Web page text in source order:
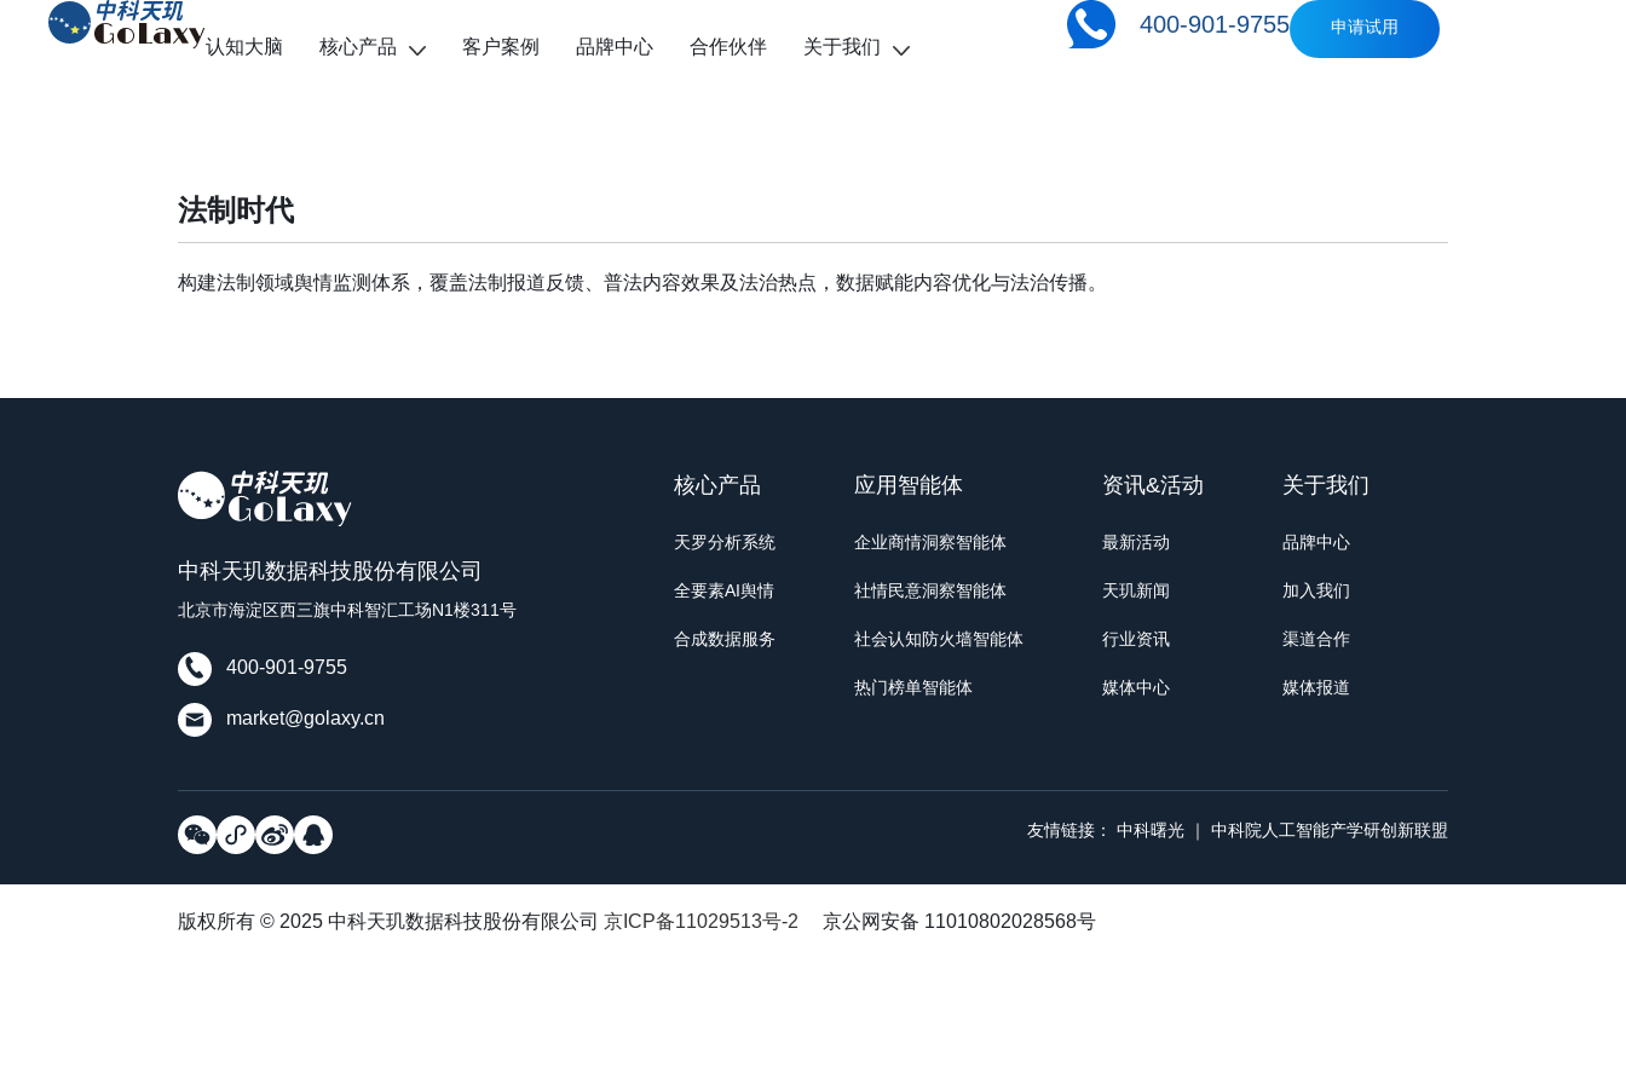
认知大脑 核心产品 客户案例 品牌中心 合作伙伴 关于我们
400-901-9755 申请试用
法制时代
构建法制领域舆情监测体系，覆盖法制报道反馈、普法内容效果及法治热点，数据赋能内容优化与法治传播。
中科天玑数据科技股份有限公司
北京市海淀区西三旗中科智汇工场N1楼311号
400-901-9755
market@golaxy.cn
核心产品
天罗分析系统
全要素AI舆情
合成数据服务
应用智能体
企业商情洞察智能体
社情民意洞察智能体
社会认知防火墙智能体
热门榜单智能体
资讯&活动
最新活动
天玑新闻
行业资讯
媒体中心
关于我们
品牌中心
加入我们
渠道合作
媒体报道
友情链接： 中科曙光 中科院人工智能产学研创新联盟
版权所有 © 2025 中科天玑数据科技股份有限公司 京ICP备11029513号-2 京公网安备 11010802028568号